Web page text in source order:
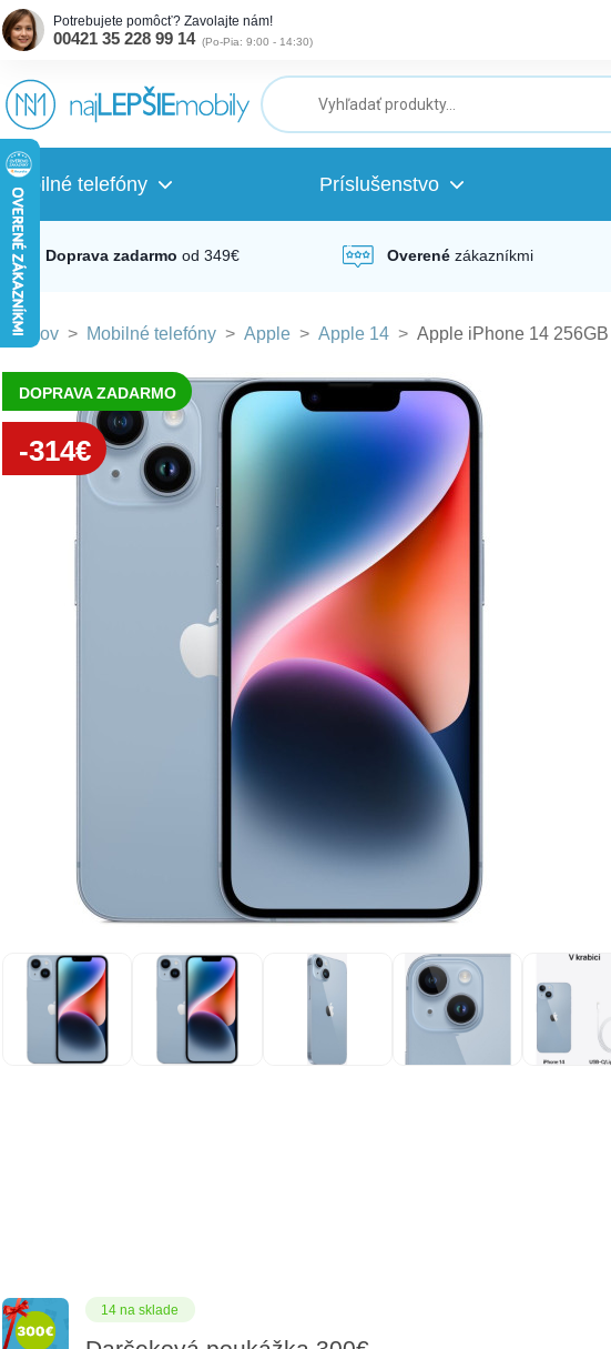
Potrebujete pomôcť? Zavolajte nám!
00421 35 228 99 14 (Po-Pia: 9:00 - 14:30)
Mobilné telefóny Príslušenstvo
Doprava zadarmo od 349€ Overené zákazníkmi
Domov > Mobilné telefóny > Apple > Apple 14 > Apple iPhone 14
DOPRAVA ZADARMO
-314€
14 na sklade